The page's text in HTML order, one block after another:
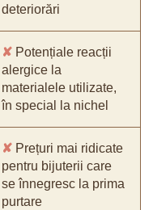
deteriorări
✘ Potențiale reacții
alergice la
materialele utilizate,
în special la nichel
✘ Prețuri mai ridicate
pentru bijuterii care
se înnegresc la prima
purtare